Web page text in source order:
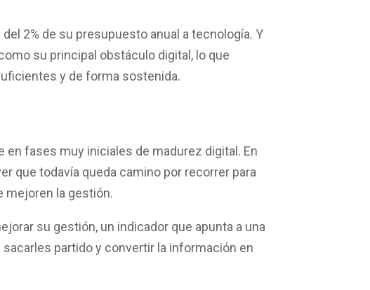
2% de su presupuesto anual a tecnología. Y
su principal obstáculo digital , lo que
y de forma sostenida.
fases muy iniciales de madurez digital. En
que todavía queda camino por recorrer para
mejoren la gestión.
su gestión, un indicador que apunta a una
partido y convertir la información en